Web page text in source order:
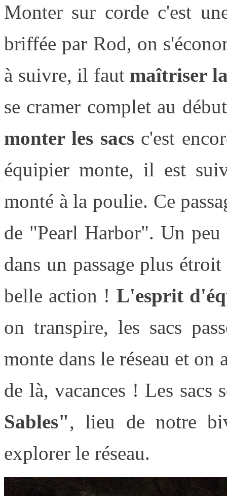
Monter sur corde c'est
briffée par Rod, on
à suivre, il faut maîtriser
se cramer complet au
monter les sacsc'est
équipier monte, il est
monté à la poulie. Ce
de "Pearl Harbor". Un
dans un passage plus
belle action ! L'esprit
on transpire, les sacs
monte dans le réseau et
de là, vacances ! Les sacs
Sables", lieu de notre
explorer le réseau.